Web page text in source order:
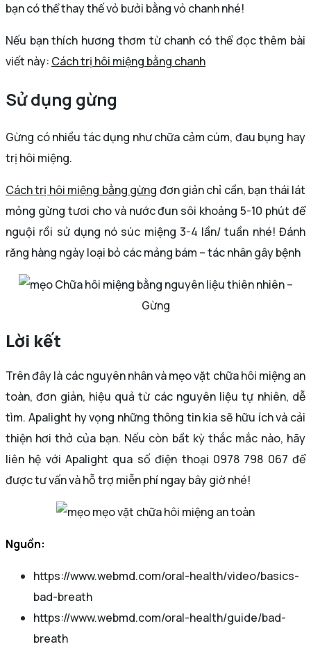
bạn có thể thay thế vỏ bưởi bằng vỏ chanh nhé!
Nếu bạn thích hương thơm từ chanh có thể đọc thêm bài
viết này: Cách trị hôi miệng bằng chanh
Sử dụng gừng
Gừng có nhiều tác dụng như chữa cảm cúm, đau bụng hay
trị hôi miệng.
Cách trị hôi miệng bằng gừng đơn giản chỉ cần, bạn thái lát
mỏng gừng tươi cho và nước đun sôi khoảng 5-10 phút để
nguội rồi sử dụng nó súc miệng 3-4 lần/ tuần nhé! Đánh
răng hàng ngày loại bỏ các mảng bám – tác nhân gây bệnh
Chữa hôi miệng bằng nguyên liệu thiên nhiên –
Gừng
Lời kết
Trên đây là các nguyên nhân và mẹo vặt chữa hôi miệng an
toàn, đơn giản, hiệu quả từ các nguyên liệu tự nhiên, dễ
tìm. Apalight hy vọng những thông tin kia sẽ hữu ích và cải
thiện hơi thở của bạn. Nếu còn bầt kỳ thắc mắc nào, hãy
liên hệ với Apalight qua số điện thoại 0978 798 067 để
được tư vấn và hỗ trợ miễn phí ngay bây giờ nhé!
mẹo vặt chữa hôi miệng an toàn
Nguồn:
https://www.webmd.com/oral-health/video/basics-
bad-breath
https://www.webmd.com/oral-health/guide/bad-
breath